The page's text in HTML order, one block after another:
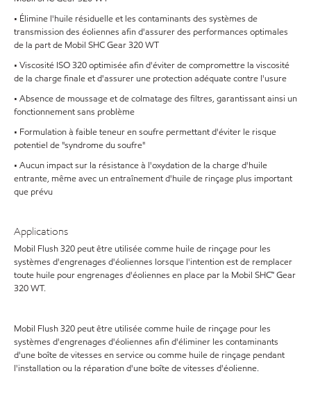
• Élimine l'huile résiduelle et les contaminants des systèmes de
transmission des éoliennes afin d'assurer des performances optimales
de la part de Mobil SHC Gear 320 WT
• Viscosité ISO 320 optimisée afin d'éviter de compromettre la viscosité
de la charge finale et d'assurer une protection adéquate contre l'usure
• Absence de moussage et de colmatage des filtres, garantissant ainsi un
fonctionnement sans problème
• Formulation à faible teneur en soufre permettant d'éviter le risque
potentiel de "syndrome du soufre"
• Aucun impact sur la résistance à l'oxydation de la charge d'huile
entrante, même avec un entraînement d'huile de rinçage plus important
que prévu
Applications
Mobil Flush 320 peut être utilisée comme huile de rinçage pour les
systèmes d'engrenages d'éoliennes lorsque l'intention est de remplacer
toute huile pour engrenages d'éoliennes en place par la Mobil SHC™ Gear
320 WT.
Mobil Flush 320 peut être utilisée comme huile de rinçage pour les
systèmes d'engrenages d'éoliennes afin d'éliminer les contaminants
d'une boîte de vitesses en service ou comme huile de rinçage pendant
l'installation ou la réparation d'une boîte de vitesses d'éolienne.